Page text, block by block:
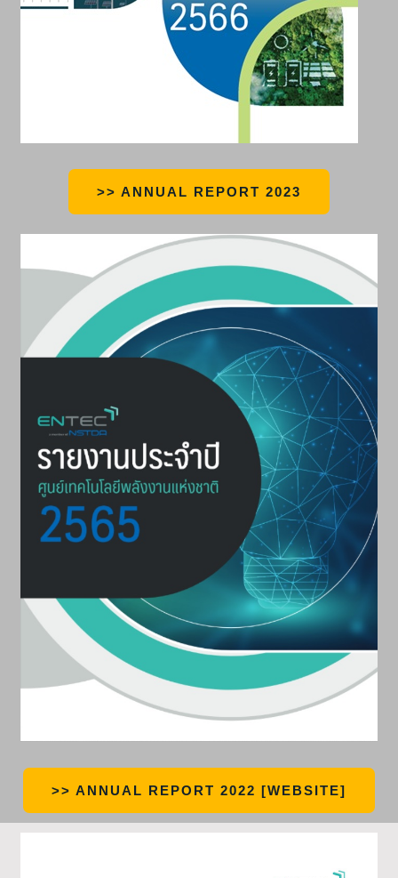
>> ANNUAL REPORT 2023
>> ANNUAL REPORT 2022 [WEBSITE]